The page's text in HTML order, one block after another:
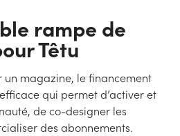
rampe de
Têtu
un magazine, le financement
qui permet d’activer et
de co-designer les
des abonnements.